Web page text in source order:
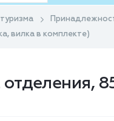
вилка в комплекте)